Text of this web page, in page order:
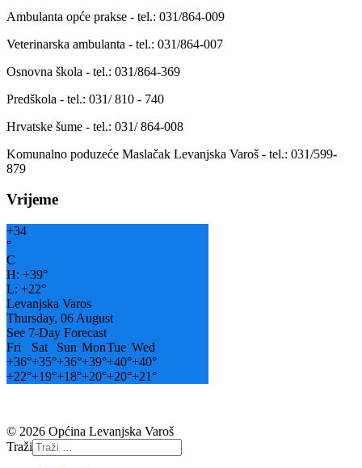
Ambulanta opće prakse - tel.: 031/864-009
Veterinarska ambulanta - tel.: 031/864-007
Osnovna škola - tel.: 031/864-369
Predškola - tel.: 031/ 810 - 740
Hrvatske šume - tel.: 031/ 864-008
Komunalno poduzeće Maslačak Levanjska Varoš - tel.: 031/599-
879
Vrijeme
+34
°
C
H: +39°
L: +22°
Levanjska Varos
Thursday, 06 August
See 7-Day Forecast
Fri
Sat Sun MonTue Wed
+36°+35°+36°+39°+40°+40°
+22°+19°+18°+20°+20°+21°
© 2026 Općina Levanjska Varoš
Traži